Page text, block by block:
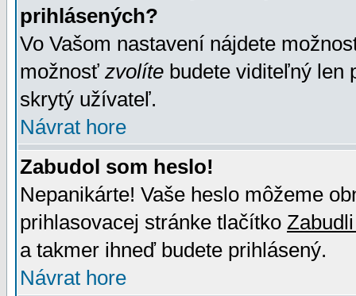
prihlásených?
Vo Vašom nastavení nájdete
možnosť zvolíte budete viditeľný len
skrytý užívateľ.
Návrat hore
Zabudol som heslo!
Nepanikárte! Vaše heslo môžeme
prihlasovacej stránke tlačítko
a takmer ihneď budete prihlásený.
Návrat hore